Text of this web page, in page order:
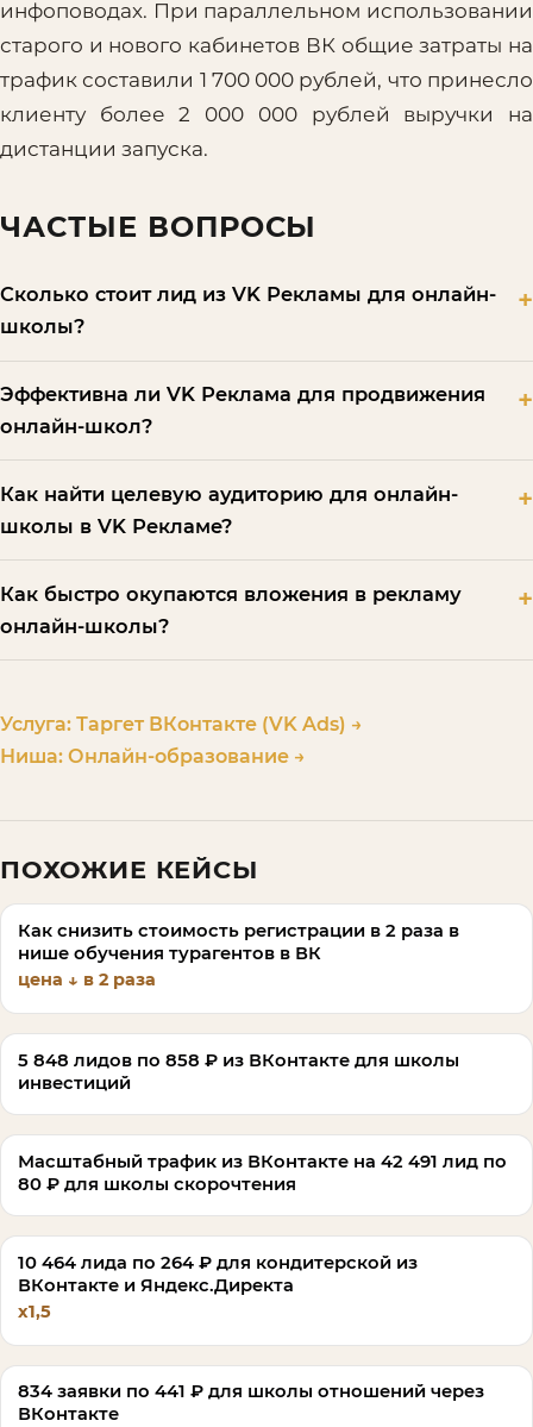
инфоповодах. При параллельном использовании
старого и нового кабинетов ВК общие затраты на
трафик составили 1 700 000 рублей, что принесло
клиенту более 2 000 000 рублей выручки на
дистанции запуска.
ЧАСТЫЕ ВОПРОСЫ
Сколько стоит лид из VK Рекламы для онлайн-
школы?
Эффективна ли VK Реклама для продвижения
онлайн-школ?
Как найти целевую аудиторию для онлайн-
школы в VK Рекламе?
Как быстро окупаются вложения в рекламу
онлайн-школы?
Услуга: Таргет ВКонтакте (VK Ads) →
Ниша: Онлайн-образование →
ПОХОЖИЕ КЕЙСЫ
Как снизить стоимость регистрации в 2 раза в
нише обучения турагентов в ВК
цена ↓ в 2 раза
5 848 лидов по 858 ₽ из ВКонтакте для школы
инвестиций
Масштабный трафик из ВКонтакте на 42 491 лид по
80 ₽ для школы скорочтения
10 464 лида по 264 ₽ для кондитерской из
ВКонтакте и Яндекс.Директа
х1,5
834 заявки по 441 ₽ для школы отношений через
ВКонтакте